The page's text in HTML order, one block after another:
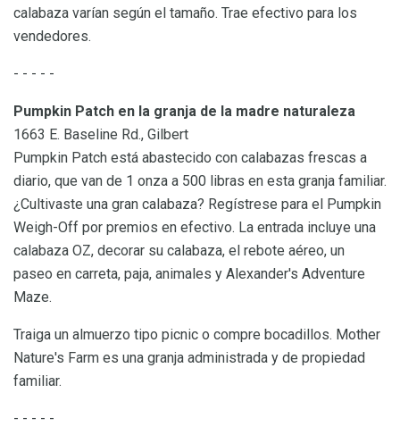
calabaza varían según el tamaño. Trae efectivo para los
vendedores.
- - - - -
Pumpkin Patch en la granja de la madre naturaleza
1663 E. Baseline Rd., Gilbert
Pumpkin Patch está abastecido con calabazas frescas a
diario, que van de 1 onza a 500 libras en esta granja familiar.
¿Cultivaste una gran calabaza? Regístrese para el Pumpkin
Weigh-Off por premios en efectivo. La entrada incluye una
calabaza OZ, decorar su calabaza, el rebote aéreo, un
paseo en carreta, paja, animales y Alexander's Adventure
Maze.
Traiga un almuerzo tipo picnic o compre bocadillos. Mother
Nature's Farm es una granja administrada y de propiedad
familiar.
- - - - -